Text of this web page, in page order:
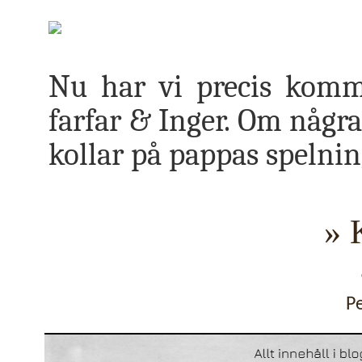
Nu har vi precis
farfar & Inger. Om
kollar på pappas
»